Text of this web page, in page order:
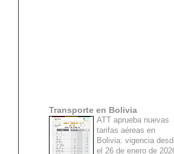
Transporte en Bolivia
ATT aprueba nuevas
tarifas aéreas en
Bolivia: vigencia
el 26 de enero de